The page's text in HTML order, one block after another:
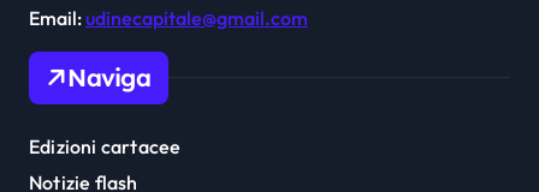
Email:udinecapitale@gmail.com
Naviga
Edizioni cartacee
Notizie flash